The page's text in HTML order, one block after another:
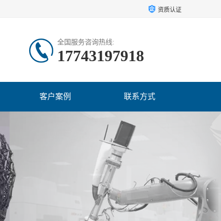
资质认证
全国服务咨询热线:
17743197918
客户案例 联系方式